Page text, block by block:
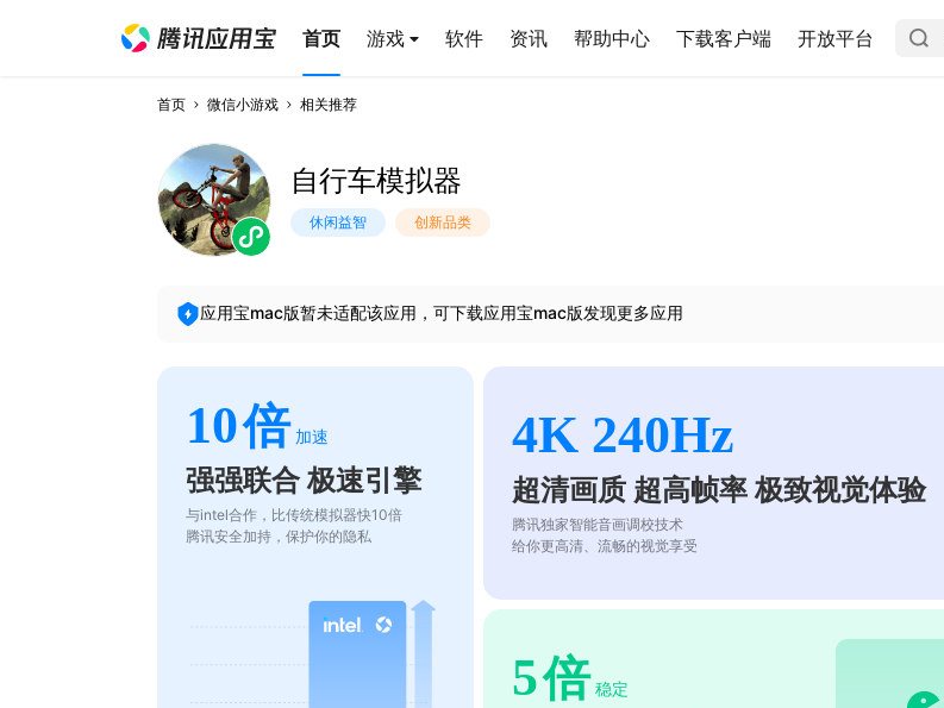
首页 游戏 软件 资讯 帮助中心 下载客户端 开放平台
首页 微信小游戏 相关推荐
自行车模拟器
休闲益智 创新品类
应用宝mac版暂未适配该应用，可下载应用宝mac版发现更多应用
10倍 加速
强强联合 极速引擎
与intel合作，比传统模拟器快10倍
腾讯安全加持，保护你的隐私
4K 240Hz
超清画质 超高帧率 极致视觉体验
腾讯独家智能音画调校技术
给你更高清、流畅的视觉享受
5倍 稳定